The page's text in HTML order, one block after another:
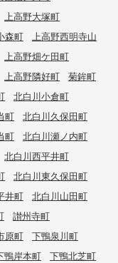
上高野大塚町
森町
上高野西明寺山
上高野畑ケ田町
上高野隣好町
菊鉾町
北白川小倉町
町
北白川久保田町
町
北白川瀬ノ内町
北白川西平井町
北白川東久保田町
井町
北白川山田町
讃州寺町
原町
下鴨泉川町
鴨岸本町
下鴨北芝町